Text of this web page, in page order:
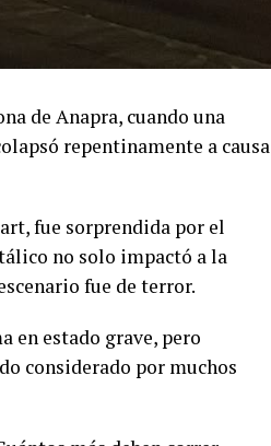
de Anapra, cuando una
repentinamente a causa
fue sorprendida por el
no solo impactó a la
fue de terror.
en estado grave, pero
considerado por muchos